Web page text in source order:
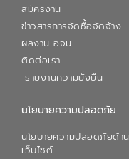
สมัครงาน
ข่าวสารการจัดซื้อจัดจ้าง
ผลงาน อจน.
ติดต่อเรา
รายงานความยั่งยืน
นโยบายความปลอดภัย
นโยบายความปลอดภัยด้าน
เว็บไซต์